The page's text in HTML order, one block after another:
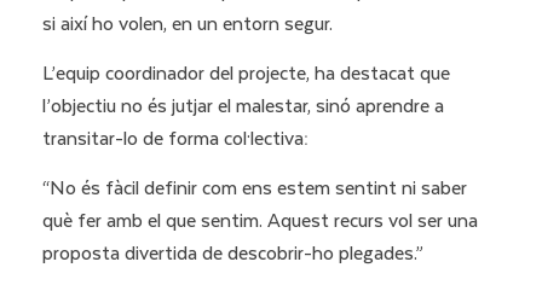
si així ho volen, en un entorn segur.
L’equip coordinador del projecte, ha destacat que
l’objectiu no és jutjar el malestar, sinó aprendre a
transitar-lo de forma col·lectiva:
“No és fàcil definir com ens estem sentint ni saber
què fer amb el que sentim. Aquest recurs vol ser una
proposta divertida de descobrir-ho plegades.”